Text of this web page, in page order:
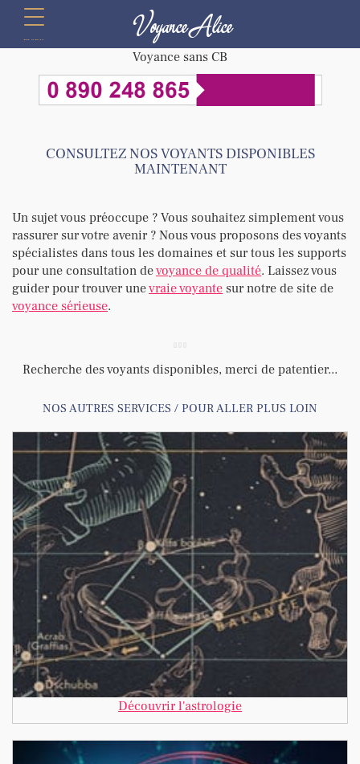
Voyance Alice
Voyance sans CB
CONSULTEZ NOS VOYANTS DISPONIBLES
MAINTENANT
Un sujet vous préoccupe ? Vous souhaitez simplement vous
rassurer sur votre avenir ? Nous vous proposons des voyants
spécialistes dans tous les domaines et sur tous les supports
pour une consultation devoyance de qualité. Laissez vous
guider pour trouver unevraie voyante sur notre de site de
voyance sérieuse.
Recherche des voyants disponibles, merci de patentier...
NOS AUTRES SERVICES / POUR ALLER PLUS LOIN
Découvrir l'astrologie
menu